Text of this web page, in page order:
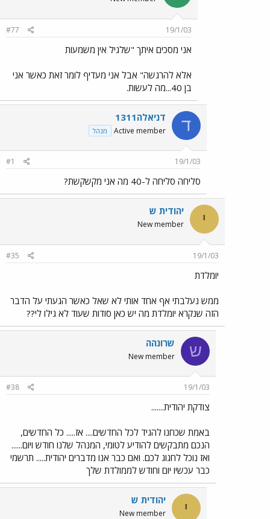
19/1/03
#77
אני מסכים איתך "שלגיל אין משמעות
אלא להרגשה" אבל אני מעדיף לומר זאת כאשר אני
בן 40...מה לעשות.
ד דניאלה1311
Active member מנהל
19/1/03
#1
סליחה סליחה ל-40 מה אני מקשקשת?
י יהודית ש
New member
19/1/03
#35
יומלדת
ממש נעלבתי אף אחד אותי לא שאל כאשר הגעתי על הדבר
הזה שנקרא יומלדת מה יש כאן סודות שעוד לא גילו לי??
ש שרונהה
New member
19/1/03
#38
צודקת יהודית.......
באמת שכחנו להגיד לכל החדשים.... אז..... כל החדשים,
הנכם מתבקשים להודיע לטומי, המנהל שלנו חודש ויום......
ואז נוכל לחגוג לכם. ואם כבר אנו מדברים יהודית..... תרשמי
כבר עכשיו יום וחודש לממולדת שלך
י יהודית ש
New member